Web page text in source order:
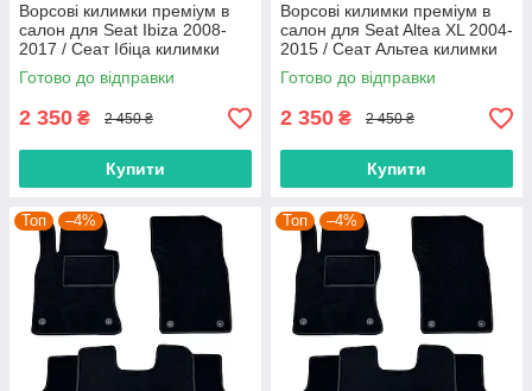
Ворсові килимки преміум в
салон для Seat Ibiza 2008-
2017 / Сеат Ібіца килимки
Готово до відправки
2 350 ₴ 2 450 ₴
Купити
Ворсові килимки преміум в
салон для Seat Altea XL 2004-
2015 / Сеат Альтеа килимки
Готово до відправки
2 350 ₴ 2 450 ₴
Купити
Топ –4% Топ –4%